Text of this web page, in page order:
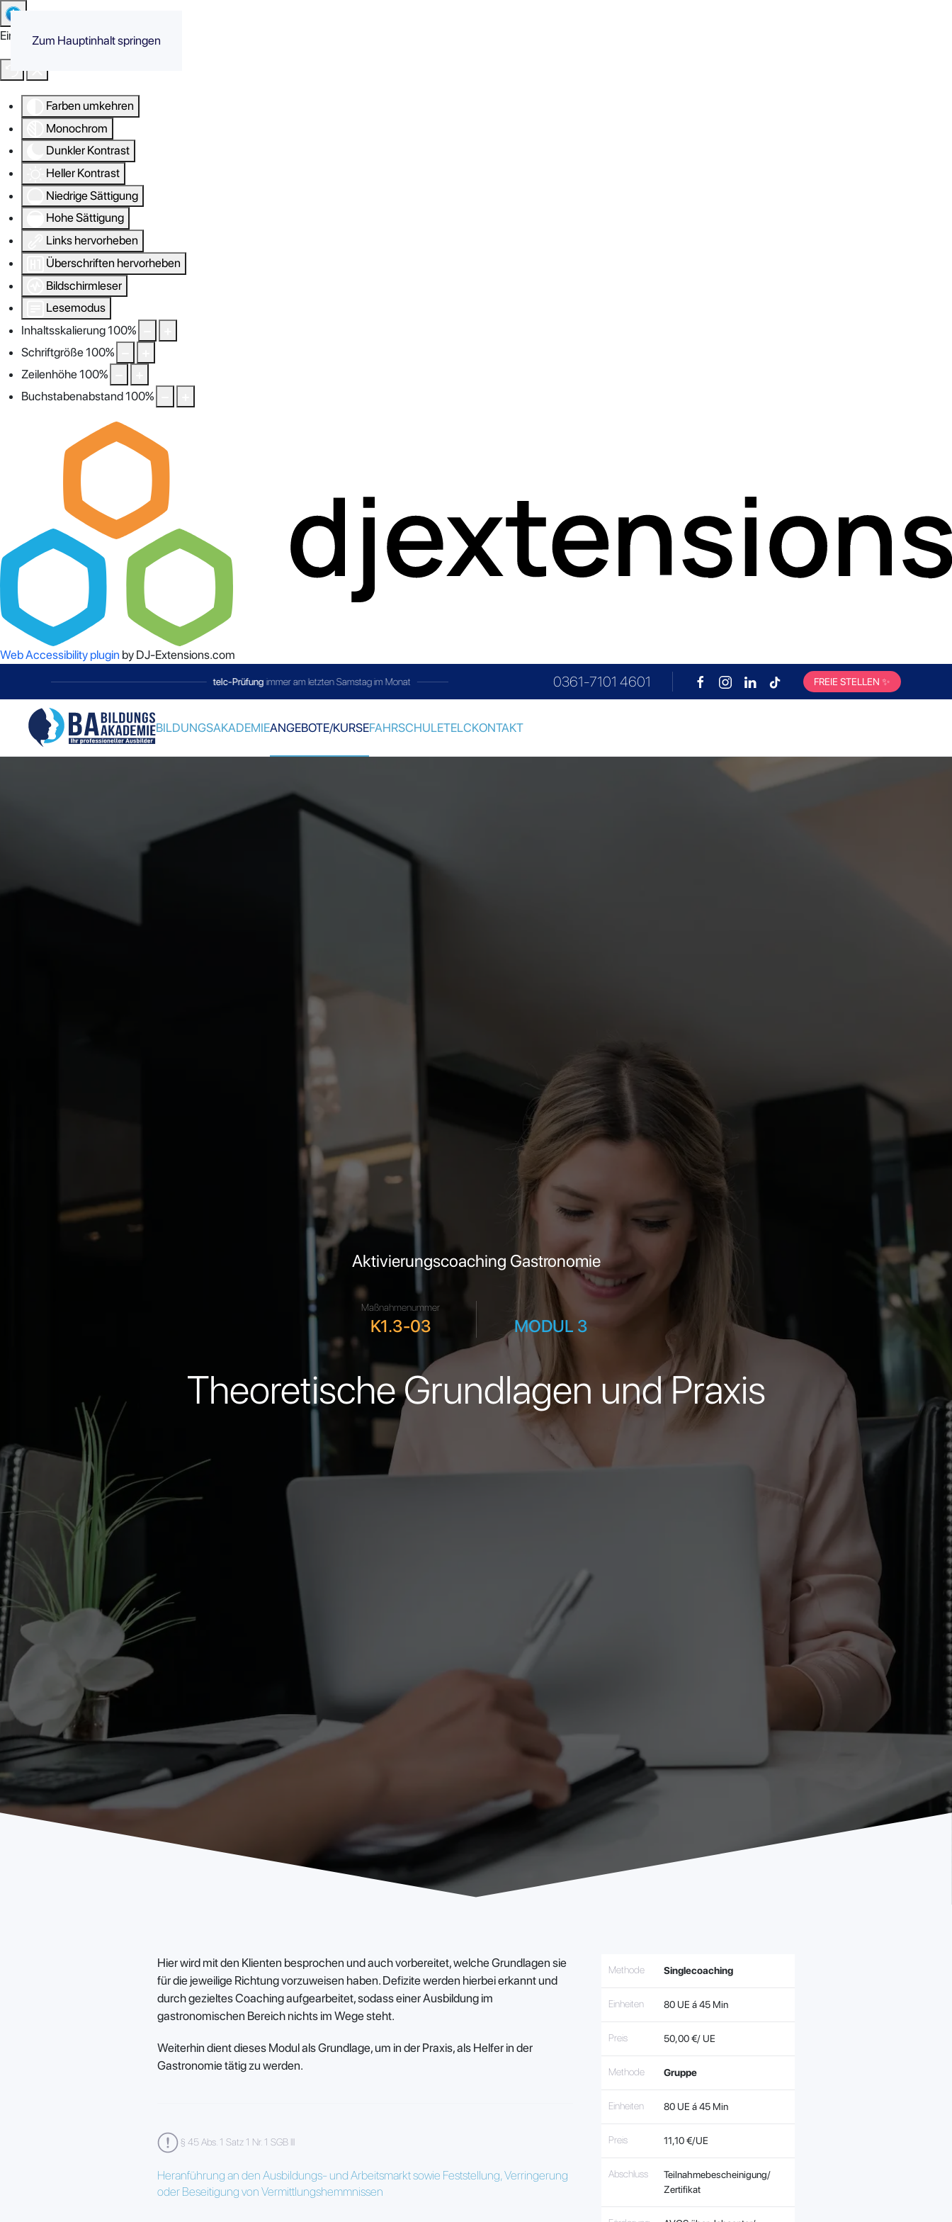
Eingabehilfen öffnen
Farben umkehren
Monochrom
Dunkler Kontrast
Heller Kontrast
Niedrige Sättigung
Hohe Sättigung
Links hervorheben
Überschriften hervorheben
Bildschirmleser
Lesemodus
Inhaltsskalierung100%
Schriftgröße100%
Zeilenhöhe100%
Buchstabenabstand100%
Web Accessibility plugin by DJ-Extensions.com
Zum Hauptinhalt springen
telc-Prüfungimmer am letzten Samstag im Monat 0361-7101 4601 FREIE STELLEN ✨
BILDUNGSAKADEMIEANGEBOTE/KURSEFAHRSCHULETELCKONTAKT
Aktivierungscoaching Gastronomie
Maßnahmenummer
K1.3-03 MODUL 3
Theoretische Grundlagen und Praxis
Hier wird mit den Klienten besprochen und auch vorbereitet, welche Grundlagen sie
für die jeweilige Richtung vorzuweisen haben. Defizite werden hierbei erkannt und
durch gezieltes Coaching aufgearbeitet, sodass einer Ausbildung im
gastronomischen Bereich nichts im Wege steht.
Weiterhin dient dieses Modul als Grundlage, um in der Praxis, als Helfer in der
Gastronomie tätig zu werden.
§ 45 Abs. 1 Satz 1 Nr. 1 SGB III
Heranführung an den Ausbildungs- und Arbeitsmarkt sowie Feststellung, Verringerung
oder Beseitigung von Vermittlungshemmnissen
Methode Singlecoaching
Einheiten 80 UE á 45 Min
Preis 50,00 €/ UE
Methode Gruppe
Einheiten 80 UE á 45 Min
Preis 11,10 €/UE
Abschluss
Teilnahmebescheinigung/
Zertifikat